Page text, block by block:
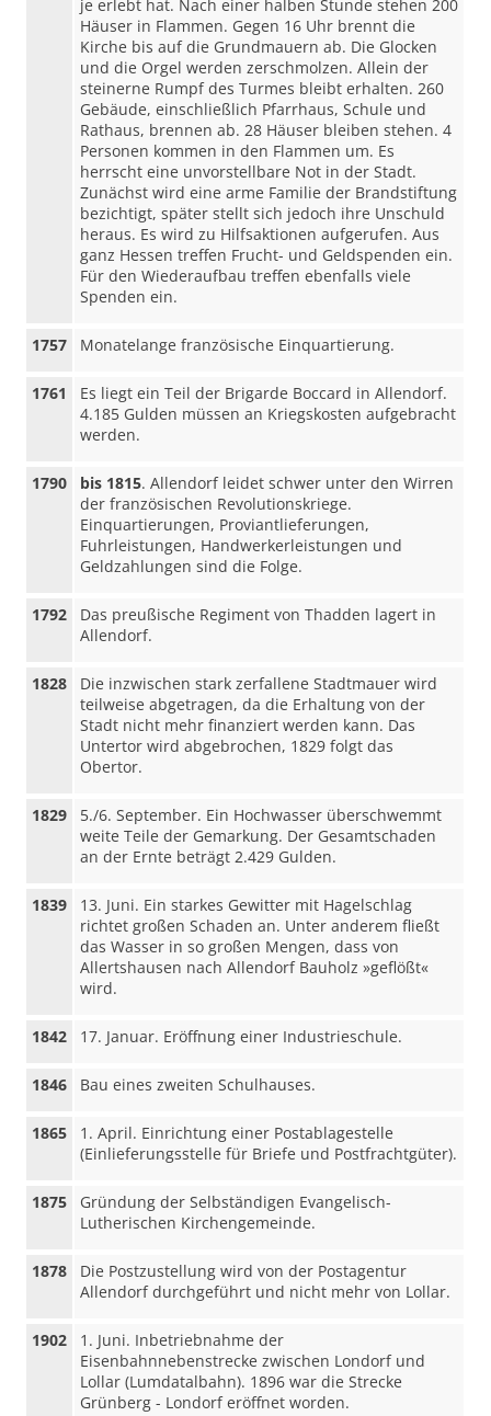
je erlebt hat. Nach einer halben Stunde stehen 200
Häuser in Flammen. Gegen 16 Uhr brennt die
Kirche bis auf die Grundmauern ab. Die Glocken
und die Orgel werden zerschmolzen. Allein der
steinerne Rumpf des Turmes bleibt erhalten. 260
Gebäude, einschließlich Pfarrhaus, Schule und
Rathaus, brennen ab. 28 Häuser bleiben stehen. 4
Personen kommen in den Flammen um. Es
herrscht eine unvorstellbare Not in der Stadt.
Zunächst wird eine arme Familie der Brandstiftung
bezichtigt, später stellt sich jedoch ihre Unschuld
heraus. Es wird zu Hilfsaktionen aufgerufen. Aus
ganz Hessen treffen Frucht- und Geldspenden ein.
Für den Wiederaufbau treffen ebenfalls viele
Spenden ein.
1757 Monatelange französische Einquartierung.
1761
Es liegt ein Teil der Brigarde Boccard in Allendorf.
4.185 Gulden müssen an Kriegskosten aufgebracht
werden.
1790 bis 1815. Allendorf leidet schwer unter den Wirren
der französischen Revolutionskriege.
Einquartierungen, Proviantlieferungen,
Fuhrleistungen, Handwerkerleistungen und
Geldzahlungen sind die Folge.
1792
Das preußische Regiment von Thadden lagert in
Allendorf.
1828
Die inzwischen stark zerfallene Stadtmauer wird
teilweise abgetragen, da die Erhaltung von der
Stadt nicht mehr finanziert werden kann. Das
Untertor wird abgebrochen, 1829 folgt das
Obertor.
1829
5./6. September. Ein Hochwasser überschwemmt
weite Teile der Gemarkung. Der Gesamtschaden
an der Ernte beträgt 2.429 Gulden.
1839
13. Juni. Ein starkes Gewitter mit Hagelschlag
richtet großen Schaden an. Unter anderem fließt
das Wasser in so großen Mengen, dass von
Allertshausen nach Allendorf Bauholz »geflößt«
wird.
1842 17. Januar. Eröffnung einer Industrieschule.
1846 Bau eines zweiten Schulhauses.
1865
1. April. Einrichtung einer Postablagestelle
(Einlieferungsstelle für Briefe und Postfrachtgüter).
1875
Gründung der Selbständigen Evangelisch-
Lutherischen Kirchengemeinde.
1878
Die Postzustellung wird von der Postagentur
Allendorf durchgeführt und nicht mehr von Lollar.
1902
1. Juni. Inbetriebnahme der
Eisenbahnnebenstrecke zwischen Londorf und
Lollar (Lumdatalbahn). 1896 war die Strecke
Grünberg - Londorf eröffnet worden.